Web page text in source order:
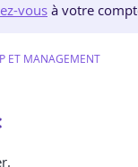
vous à votre
ET MANAGEMENT